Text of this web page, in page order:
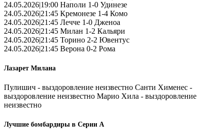
24.05.2026|19:00 Наполи 1-0 Удинезе
24.05.2026|21:45 Кремонезе 1-4 Комо
24.05.2026|21:45 Лечче 1-0 Дженоа
24.05.2026|21:45 Милан 1-2 Кальяри
24.05.2026|21:45 Торино 2-2 Ювентус
24.05.2026|21:45 Верона 0-2 Рома
Лазарет Милана
Пулишич - выздоровление неизвестно Санти Хименес -
выздоровление неизвестно Марио Хила - выздоровление
неизвестно
Лучшие бомбардиры в Серии А